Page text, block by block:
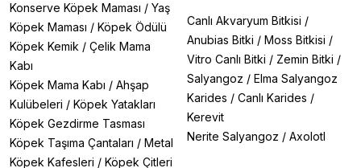
Konserve Köpek Maması / Yaş
Köpek Maması / Köpek Ödülü
Köpek Kemik / Çelik Mama
Kabı
Köpek Mama Kabı / Ahşap
Kulübeleri / Köpek Yatakları
Köpek Gezdirme Tasması
Köpek Taşıma Çantaları / Metal
Köpek Kafesleri / Köpek Çitleri
Canlı Akvaryum Bitkisi /
Anubias Bitki / Moss Bitkisi /
Vitro Canlı Bitki / Zemin Bitki /
Salyangoz / Elma Salyangoz
Karides / Canlı Karides /
Kerevit
Nerite Salyangoz / Axolotl